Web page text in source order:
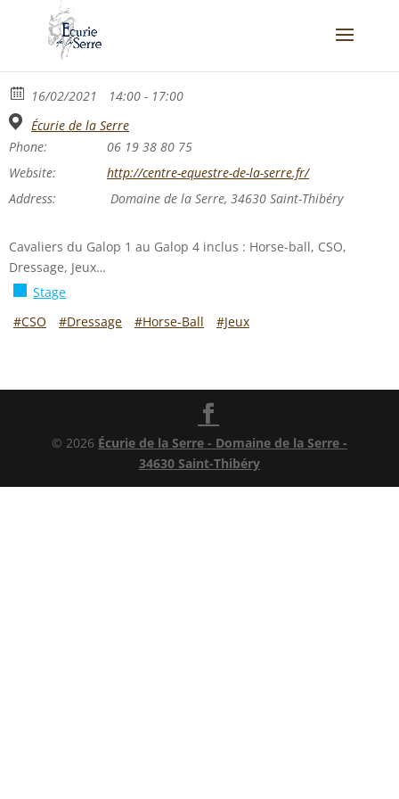
16/02/2021
14:00 - 17:00
Écurie de la Serre
Phone:
06 19 38 80 75
Website:
http://centre-equestre-de-la-serre.fr/
Address:
Domaine de la Serre, 34630 Saint-Thibéry
Cavaliers du Galop 1 au Galop 4 inclus : Horse-ball, CSO,
Dressage, Jeux…
Stage
#CSO
#Dressage #Horse-Ball #Jeux
© 2026 Écurie de la Serre - Domaine de la Serre -
34630 Saint-Thibéry